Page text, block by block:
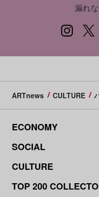
漏れ
ARTnews CULTURE
ECONOMY
SOCIAL
CULTURE
TOP 200